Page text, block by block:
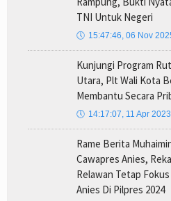
TNI Untuk Negeri
🕔 15:47:46, 06 Nov
Kunjungi Program
Utara, Plt Wali Kota
Membantu Secara
🕔 14:17:07, 11 Apr 2023
Rame Berita
Cawapres Anies,
Relawan Tetap
Anies Di Pilpres 2024